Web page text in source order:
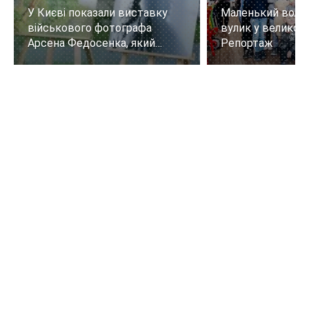
У Києві показали виставку
військового фотографа
Арсена Федосенка, який
загинув на війні
Маленький
вулик у
Репортаж